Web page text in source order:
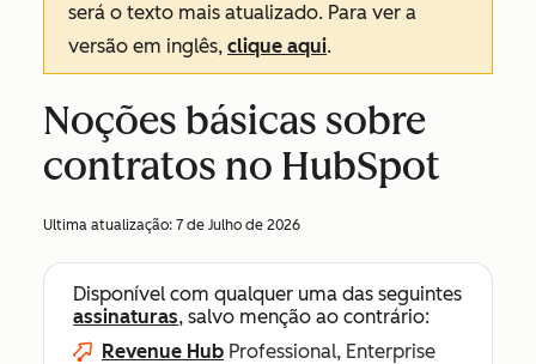
será o texto mais atualizado. Para ver a
versão em inglês, clique aqui.
Noções básicas sobre
contratos no HubSpot
Ultima atualização: 7 de Julho de 2026
Disponível com qualquer uma das seguintes
assinaturas, salvo menção ao contrário:
Revenue Hub Professional, Enterprise